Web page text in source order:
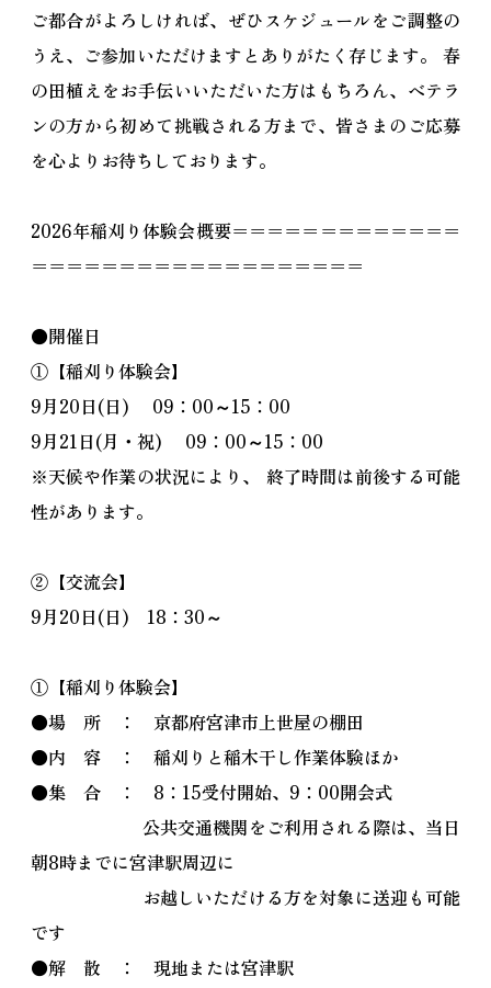
ご都合がよろしければ、ぜひスケジュールをご調整の
うえ、ご参加いただけますとありがたく存じます。 春
の田植えをお手伝いいただいた方はもちろん、ベテラ
ンの方から初めて挑戦される方まで、皆さまのご応募
を心よりお待ちしております。
2026年稲刈り体験会概要＝＝＝＝＝＝＝＝＝＝＝＝＝
＝＝＝＝＝＝＝＝＝＝＝＝＝＝＝＝＝＝＝
●開催日
①【稲刈り体験会】
9月20日(日) 09：00～15：00
9月21日(月・祝) 09：00～15：00
※天候や作業の状況により、 終了時間は前後する可能
性があります。
②【交流会】
9月20日(日) 18：30～
①【稲刈り体験会】
●場 所 ： 京都府宮津市上世屋の棚田
●内 容 ： 稲刈りと稲木干し作業体験ほか
●集 合 ： 8：15受付開始、9：00開会式
公共交通機関をご利用される際は、当日
朝8時までに宮津駅周辺に
お越しいただける方を対象に送迎も可能
です
●解 散 ： 現地または宮津駅